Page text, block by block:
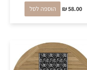
₪58.00 הוספה לסל